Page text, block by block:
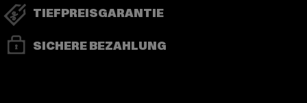
TIEFPREISGARANTIE
SICHERE BEZAHLUNG